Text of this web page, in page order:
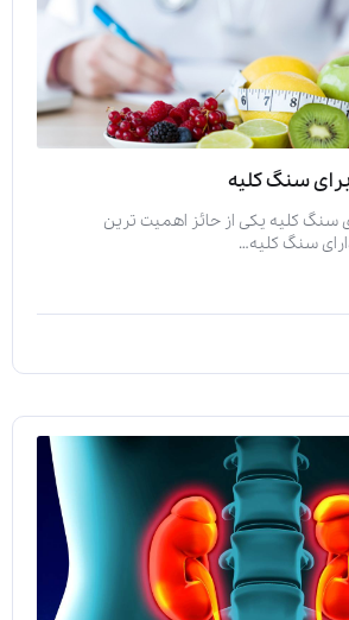
کلیه یکی از حائز اهمیت ترین
سنگ کلیه…